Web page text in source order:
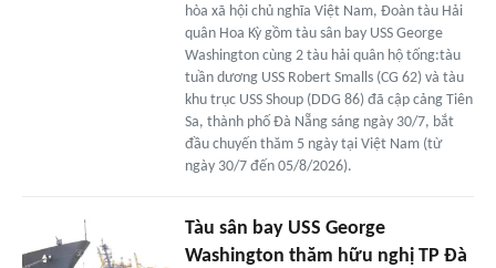
hòa xã hội chủ nghĩa Việt Nam, Đoàn tàu Hải
quân Hoa Kỳ gồm tàu sân bay USS George
Washington cùng 2 tàu hải quân hộ tống:tàu
tuần dương USS Robert Smalls (CG 62) và tàu
khu trục USS Shoup (DDG 86) đã cập cảng Tiên
Sa, thành phố Đà Nẵng sáng ngày 30/7, bắt
đầu chuyến thăm 5 ngày tại Việt Nam (từ
ngày 30/7 đến 05/8/2026).
Tàu sân bay USS George
Washington thăm hữu nghị TP Đà